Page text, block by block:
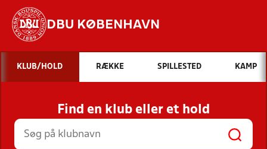
DBU KØBENHAVN
Hvad vil du søge efter?
INDHOLD OG NYHEDER
STILLINGER, RESULTATER, KLUBBER OG
HOLD
KLUB/HOLD RÆKKE SPILLESTED KAMP
Find en klub eller et hold